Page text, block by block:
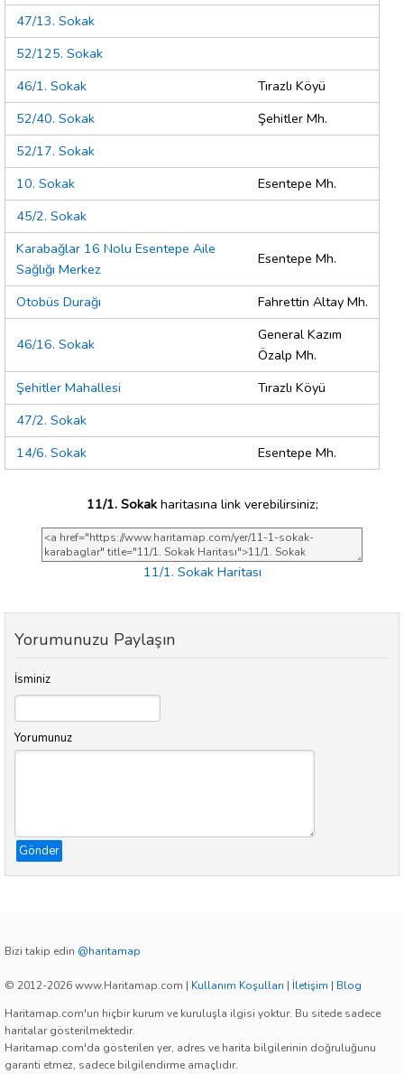
47/13. Sokak
52/125. Sokak
46/1. Sokak
Tırazlı Köyü
52/40. Sokak
Şehitler Mh.
52/17. Sokak
10. Sokak
Esentepe Mh.
45/2. Sokak
Karabağlar 16 Nolu Esentepe Aile
Sağlığı Merkez
Esentepe Mh.
Otobüs Durağı Fahrettin Altay Mh.
46/16. Sokak
General Kazım
Özalp Mh.
Şehitler Mahallesi
Tırazlı Köyü
47/2. Sokak
14/6. Sokak
Esentepe Mh.
11/1. Sokakharitasına link verebilirsiniz;
11/1. Sokak Haritası
Yorumunuzu Paylaşın
İsminiz
Yorumunuz
Gönder
Bizi takip edin @haritamap
© 2012-2026 www.Haritamap.com | Kullanım Koşulları | İletişim | Blog
Haritamap.com'un hiçbir kurum ve kuruluşla ilgisi yoktur. Bu sitede sadece
haritalar gösterilmektedir.
Haritamap.com'da gösterilen yer, adres ve harita bilgilerinin doğruluğunu
garanti etmez, sadece bilgilendirme amaçlıdır.